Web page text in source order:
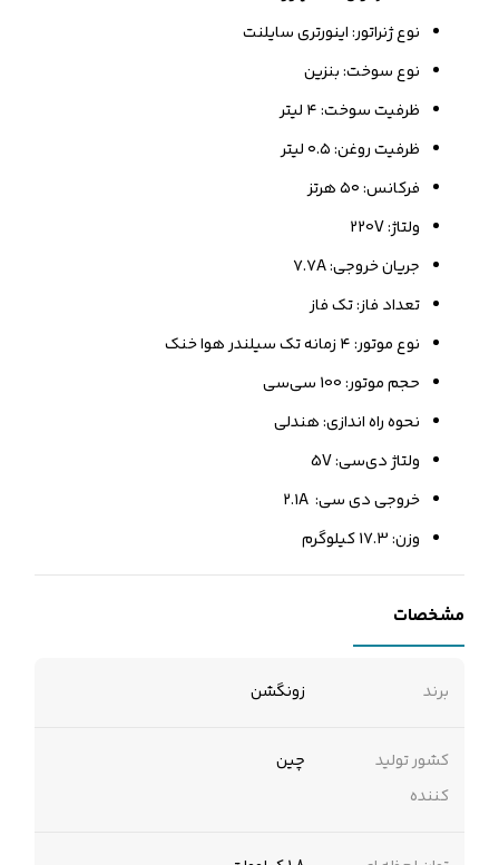
نوع ژنراتور: اینورتری سایلنت
نوع سوخت: بنزین
ظرفیت سوخت: ۴ لیتر
ظرفیت روغن: ۰.۵ لیتر
فرکانس: ۵۰ هرتز
ولتاژ: 220V
جریان خروجی: ۷.7A
تعداد فاز: تک فاز
نوع موتور: ۴ زمانه تک سیلندر هوا خنک
حجم موتور: 100 سی‌سی
نحوه راه اندازی: هندلی
ولتاژ دی‌سی: 5V
خروجی دی سی: ۲.۱A
وزن: 17.3 کیلوگرم
مشخصات
برند زونگشن
کشور تولید
کننده
چین